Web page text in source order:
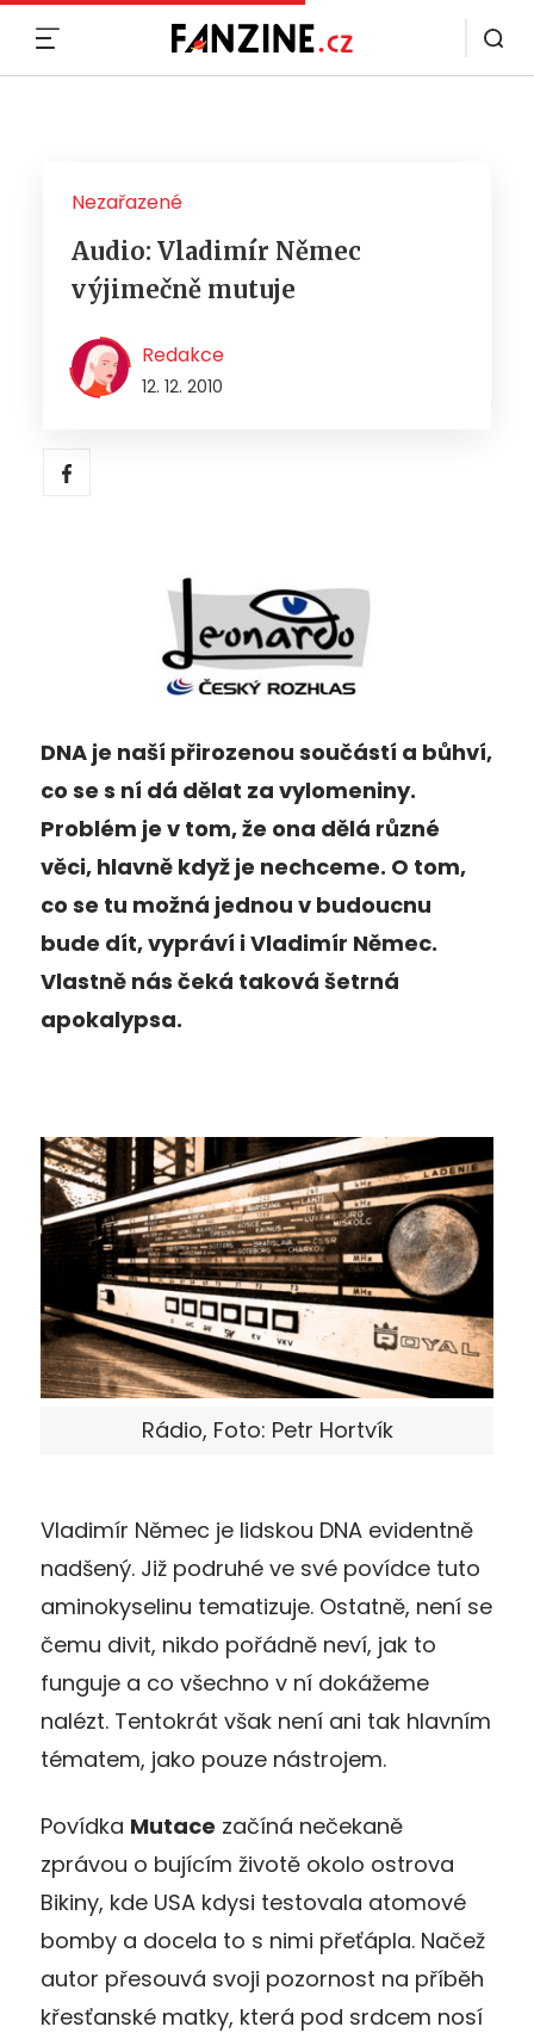
Nezařazené
Audio: Vladimír Němec
výjimečně mutuje
Redakce
12. 12. 2010
DNA je naší přirozenou součástí a bůhví,
co se s ní dá dělat za vylomeniny.
Problém je v tom, že ona dělá různé
věci, hlavně když je nechceme. O tom,
co se tu možná jednou v budoucnu
bude dít, vypráví i Vladimír Němec.
Vlastně nás čeká taková šetrná
apokalypsa.
Rádio, Foto: Petr Hortvík
Vladimír Němec je lidskou DNA evidentně
nadšený. Již podruhé ve své povídce tuto
aminokyselinu tematizuje. Ostatně, není se
čemu divit, nikdo pořádně neví, jak to
funguje a co všechno v ní dokážeme
nalézt. Tentokrát však není ani tak hlavním
tématem, jako pouze nástrojem.
Povídka Mutace začíná nečekaně
zprávou o bujícím životě okolo ostrova
Bikiny, kde USA kdysi testovala atomové
bomby a docela to s nimi přeťápla. Načež
autor přesouvá svoji pozornost na příběh
křesťanské matky, která pod srdcem nosí